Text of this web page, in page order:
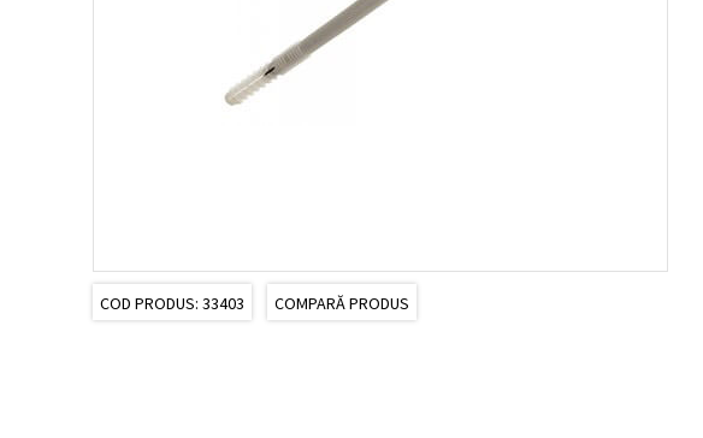
COD PRODUS: 33403 COMPARĂ PRODUS